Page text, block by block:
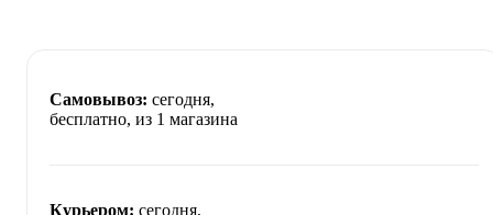
Самовывоз: сегодня,
бесплатно, из 1 магазина
Курьером: сегодня,